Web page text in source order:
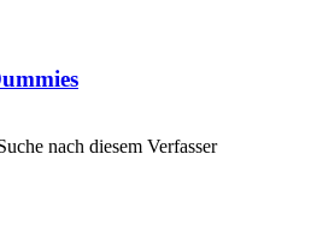
nach diesem Verfasser